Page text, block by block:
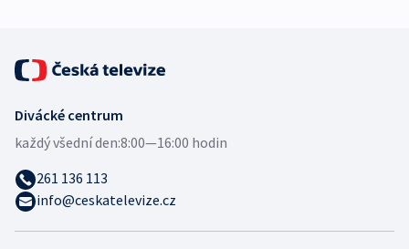
Divácké centrum
každý všední den:8:00—16:00 hodin
261 136 113
info@ceskatelevize.cz